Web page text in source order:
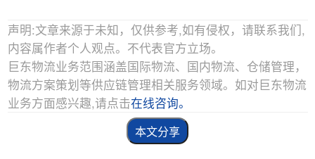
声明:文章来源于未知，仅供参考,如有侵权，请联系我们,
内容属作者个人观点。不代表官方立场。
巨东物流业务范围涵盖国际物流、国内物流、仓储管理，
物流方案策划等供应链管理相关服务领域。如对巨东物流
业务方面感兴趣,请点击在线咨询。
本文分享